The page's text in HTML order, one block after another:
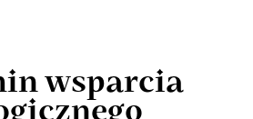
wsparcia